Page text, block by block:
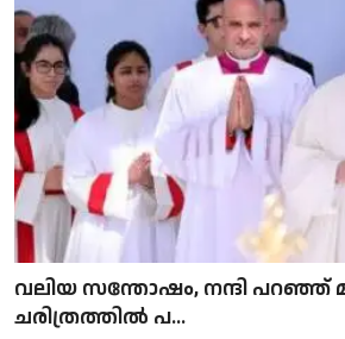
വലിയ സന്തോഷം, നന്ദി പറഞ്ഞ്
ചരിത്രത്തിൽ പ...